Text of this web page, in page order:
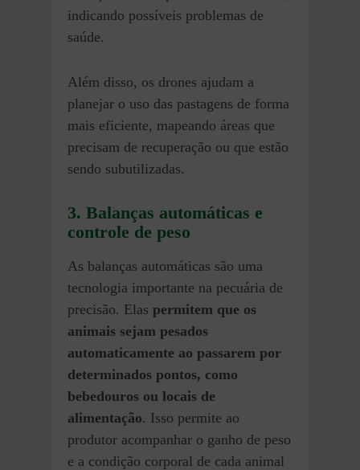
indicando possíveis problemas de
saúde.
Além disso, os drones ajudam a
planejar o uso das pastagens de forma
mais eficiente, mapeando áreas que
precisam de recuperação ou que estão
sendo subutilizadas.
3. Balanças automáticas e
controle de peso
As balanças automáticas são uma
tecnologia importante na pecuária de
precisão. Elas permitem que os
animais sejam pesados
automaticamente ao passarem por
determinados pontos, como
bebedouros ou locais de
alimentação. Isso permite ao
produtor acompanhar o ganho de peso
e a condição corporal de cada animal